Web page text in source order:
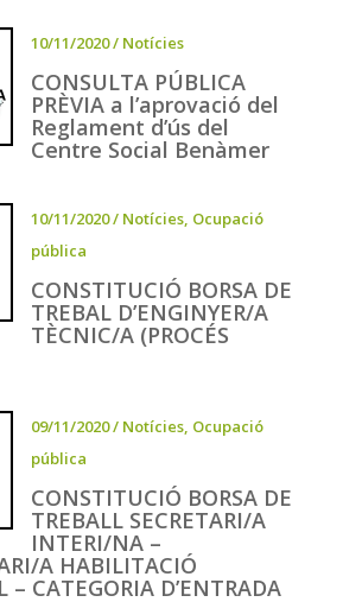
10/11/2020/ Notícies
CONSULTA PÚBLICA
PRÈVIA a l’aprovació del
Reglament d’ús del
Centre Social Benàmer
10/11/2020/ Notícies, Ocupació
pública
CONSTITUCIÓ BORSA DE
TREBAL D’ENGINYER/A
TÈCNIC/A (PROCÉS
09/11/2020/ Notícies, Ocupació
pública
CONSTITUCIÓ BORSA DE
TREBALL SECRETARI/A
INTERI/NA –
A HABILITACIÓ
– CATEGORIA D’ENTRADA